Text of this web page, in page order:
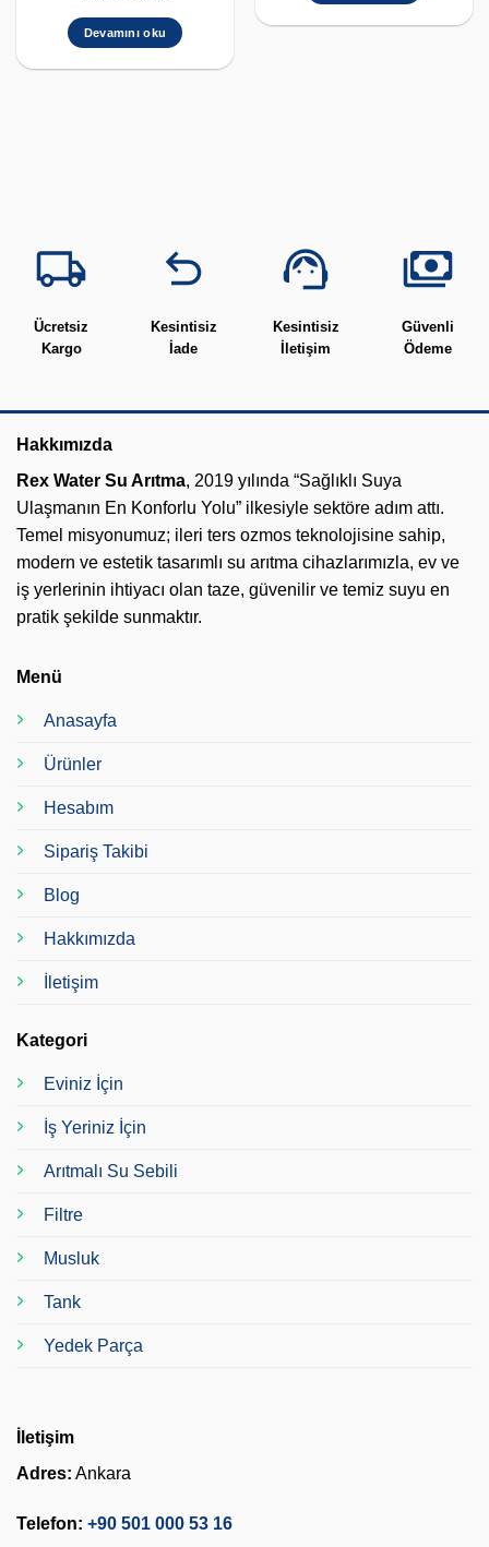
Devamını oku
Ücretsiz
Kargo
Kesintisiz
İade
Kesintisiz
İletişim
Güvenli
Ödeme
Hakkımızda
Rex Water Su Arıtma, 2019 yılında “Sağlıklı Suya
Ulaşmanın En Konforlu Yolu” ilkesiyle sektöre adım attı.
Temel misyonumuz; ileri ters ozmos teknolojisine sahip,
modern ve estetik tasarımlı su arıtma cihazlarımızla, ev ve
iş yerlerinin ihtiyacı olan taze, güvenilir ve temiz suyu en
pratik şekilde sunmaktır.
Menü
Anasayfa
Ürünler
Hesabım
Sipariş Takibi
Blog
Hakkımızda
İletişim
Kategori
Eviniz İçin
İş Yeriniz İçin
Arıtmalı Su Sebili
Filtre
Musluk
Tank
Yedek Parça
İletişim
Adres: Ankara
Telefon: +90 501 000 53 16